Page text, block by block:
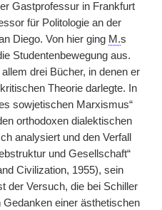
Gastprofessur in Frankfurt
für Politologie an der
Diego. Von hier ging M.s
Studentenbewegung aus.
drei Bücher, in denen er
Theorie darlegte. In
sowjetischen Marxismus“
orthodoxen dialektischen
analysiert und den Verfall
und Gesellschaft“
Civilization, 1955), sein
der Versuch, die bei Schiller
Gedanken einer ästhetischen